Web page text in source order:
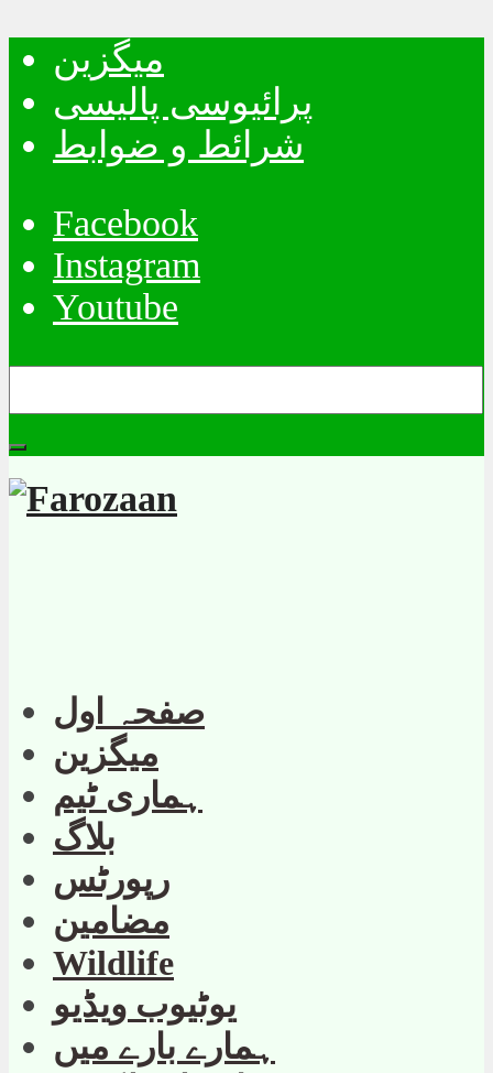
میگزین
پرائیوسی پالیسی
شرائط و ضوابط
Facebook
Instagram
Youtube
صفحہ اول
میگزین
ہماری ٹیم
بلاگ
رپورٹس
مضامین
Wildlife
یوٹیوب ویڈیو
ہمارے بارے میں